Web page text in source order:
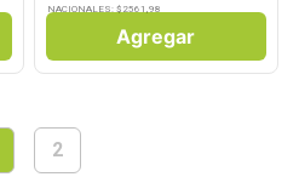
NACIONALES: $ 2561,98
Agregar
2